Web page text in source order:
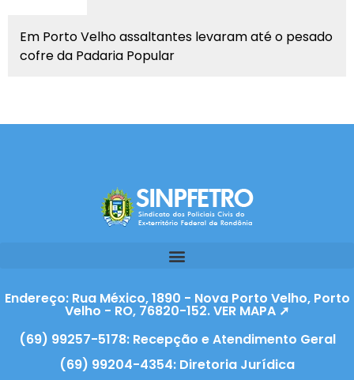
Em Porto Velho assaltantes levaram até o pesado
cofre da Padaria Popular
Endereço: Rua México, 1890 - Nova Porto Velho, Porto
Velho - RO, 76820-152. VER MAPA ➚
(69) 99257-5178: Recepção e Atendimento Geral
(69) 99204-4354: Diretoria Jurídica